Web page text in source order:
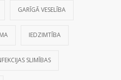
GARĪGĀ VESELĪBA
IEDZIMTĪBA
SLIMĪBAS